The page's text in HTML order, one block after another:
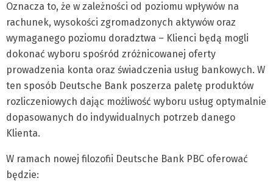
Oznacza to, że w zależności od poziomu wpływów na
rachunek, wysokości zgromadzonych aktywów oraz
wymaganego poziomu doradztwa – Klienci będą mogli
dokonać wyboru spośród zróżnicowanej oferty
prowadzenia konta oraz świadczenia usług bankowych. W
ten sposób Deutsche Bank poszerza paletę produktów
rozliczeniowych dając możliwość wyboru usług optymalnie
dopasowanych do indywidualnych potrzeb danego
Klienta.
W ramach nowej filozofii Deutsche Bank PBC oferować
będzie: